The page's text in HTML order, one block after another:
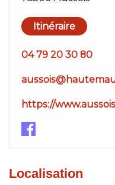
Itinéraire
04 79 20 30 80
https://
Localisation